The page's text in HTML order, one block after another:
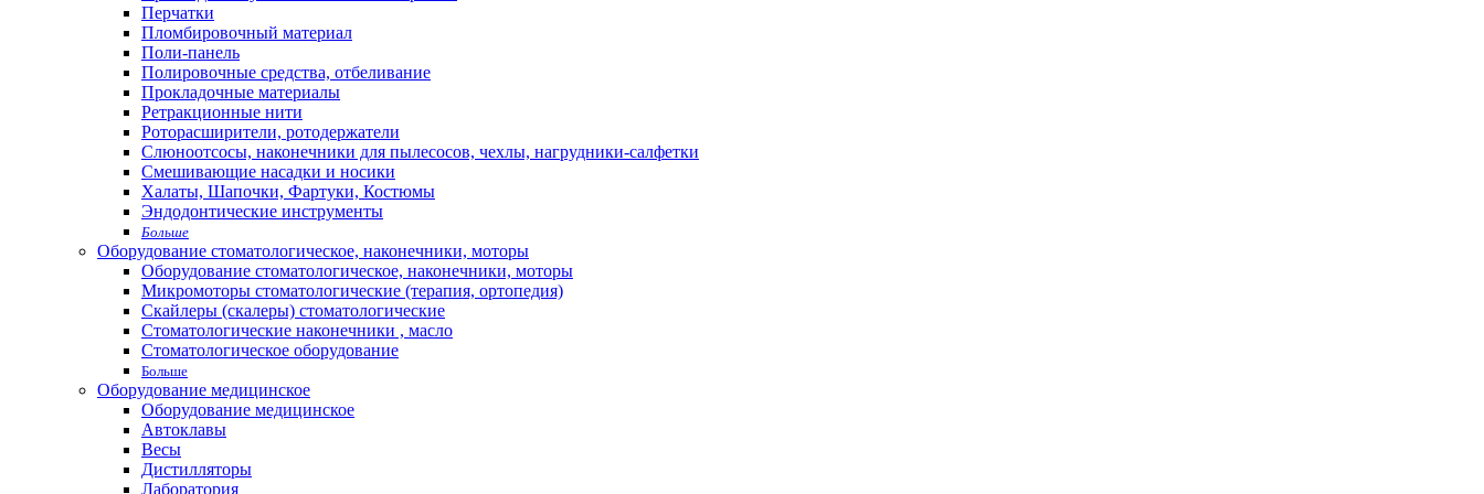
Перчатки
Пломбировочный материал
Поли-панель
Полировочные средства, отбеливание
Прокладочные материалы
Ретракционные нити
Роторасширители, ротодержатели
Слюноотсосы, наконечники для пылесосов, чехлы, нагрудники-салфетки
Смешивающие насадки и носики
Халаты, Шапочки, Фартуки, Костюмы
Эндодонтические инструменты
Больше
Оборудование стоматологическое, наконечники, моторы
Оборудование стоматологическое, наконечники, моторы
Микромоторы стоматологические (терапия, ортопедия)
Скайлеры (скалеры) стоматологические
Стоматологические наконечники , масло
Стоматологическое оборудование
Больше
Оборудование медицинское
Оборудование медицинское
Автоклавы
Весы
Дистилляторы
Лаборатория